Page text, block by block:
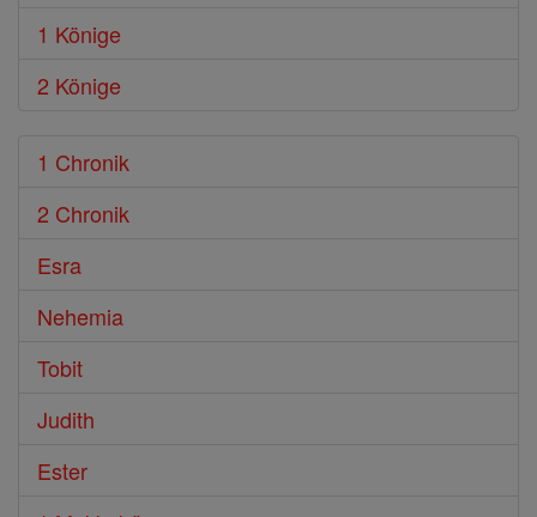
1 Könige
2 Könige
1 Chronik
2 Chronik
Esra
Nehemia
Tobit
Judith
Ester